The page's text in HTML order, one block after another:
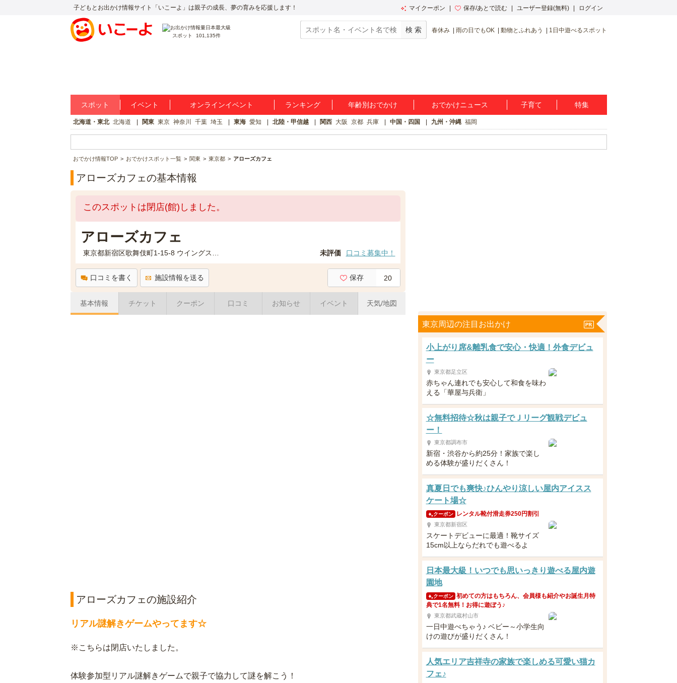
子どもとお出かけ情報サイト「いこーよ」は親子の成長、夢の育みを応援します！ マイクーポン 保存/あとで読む ユーザー登録(無料) ログイン
スポット 101,135件
春休み 雨の日でもOK 動物とふれあう 1日中遊べるスポット
スポット イベント オンラインイベント ランキング 年齢別おでかけ おでかけニュース 子育て 特集
北海道・東北 北海道 関東 東京 神奈川 千葉 埼玉 東海 愛知 北陸・甲信越 関西 大阪 京都 兵庫 中国・四国 九州・沖縄 福岡
おでかけ情報TOP おでかけスポット一覧 関東 東京都 アローズカフェ
アローズカフェの基本情報
このスポットは閉店(館)しました。
アローズカフェ
未評価 口コミ募集中！
口コミを書く 施設情報を送る 保存 20
基本情報 チケット クーポン 口コミ お知らせ イベント 天気/地図
アローズカフェの施設紹介
リアル謎解きゲームやってます☆
※こちらは閉店いたしました。
体験参加型リアル謎解きゲームで親子で協力して謎を解こう！
東京周辺の注目お出かけ
小上がり席&離乳食で安心・快適！外食デビュ
ー
東京都足立区
赤ちゃん連れでも安心して和食を味わ
える「華屋与兵衛」
☆無料招待☆秋は親子でＪリーグ観戦デビュ
ー！
東京都調布市
新宿・渋谷から約25分！家族で楽し
める体験が盛りだくさん！
真夏日でも爽快♪ひんやり涼しい屋内アイスス
ケート場☆
クーポン レンタル靴付滑走券250円割引
東京都新宿区
スケートデビューに最適！靴サイズ
15cm以上ならだれでも遊べるよ
日本最大級！いつでも思いっきり遊べる屋内遊
園地
クーポン 初めての方はもちろん、会員様も紹介やお誕生月特
典で1名無料！お得に遊ぼう♪
東京都武蔵村山市
一日中遊べちゃう♪ ベビー～小学生向
けの遊びが盛りだくさん！
人気エリア吉祥寺の家族で楽しめる可愛い猫カ
フェ♪